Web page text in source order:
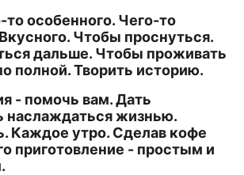
то особенного. Чего-то
Чтобы проснуться.
дальше. Чтобы проживать
полной. Творить историю.
- помочь вам. Дать
наслаждаться жизнью.
Каждое утро. Сделав кофе
приготовление - простым и